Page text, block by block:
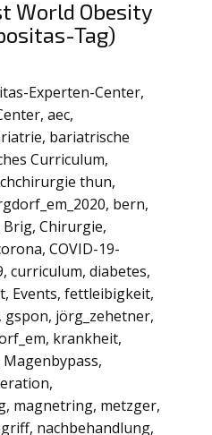
World Obesity
Tag)
Experten-Center,
, aec,
, bariatrische
Curriculum,
thun,
, bern,
Brig, Chirurgie,
, COVID-19-
, curriculum, diabetes,
, Events, fettleibigkeit,
, gspon, jörg_zehetner,
, krankheit,
Magenbypass,
,
, magnetring, metzger,
, nachbehandlung,